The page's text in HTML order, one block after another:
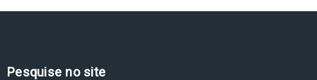
Pesquise no site